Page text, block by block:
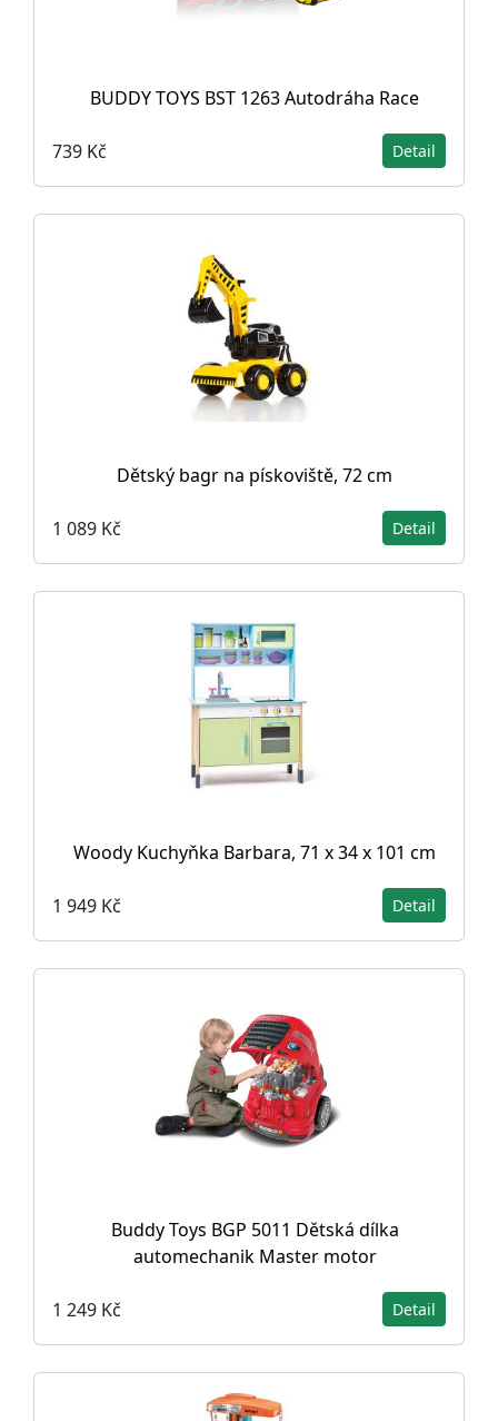
BUDDY TOYS BST 1263 Autodráha Race
739 Kč Detail
Dětský bagr na pískoviště, 72 cm
1 089 Kč Detail
Woody Kuchyňka Barbara, 71 x 34 x 101 cm
1 949 Kč Detail
Buddy Toys BGP 5011 Dětská dílka
automechanik Master motor
1 249 Kč Detail